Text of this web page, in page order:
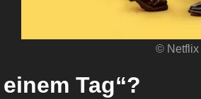
© Netflix
Tag“?